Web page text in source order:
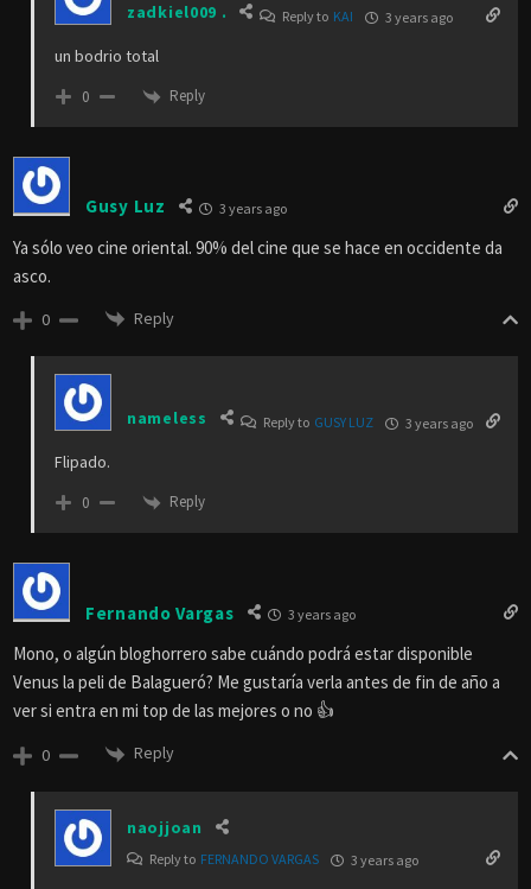
zadkiel009 . Reply to KAI 3 years ago
un bodrio total
0 Reply
Gusy Luz 3 years ago
Ya sólo veo cine oriental. 90% del cine que se hace en occidente da
asco.
0 Reply
nameless Reply to GUSY LUZ 3 years ago
Flipado.
0 Reply
Fernando Vargas 3 years ago
Mono, o algún bloghorrero sabe cuándo podrá estar disponible
Venus la peli de Balagueró? Me gustaría verla antes de fin de año a
ver si entra en mi top de las mejores o no 👍
0 Reply
naojjoan
Reply to FERNANDO VARGAS 3 years ago